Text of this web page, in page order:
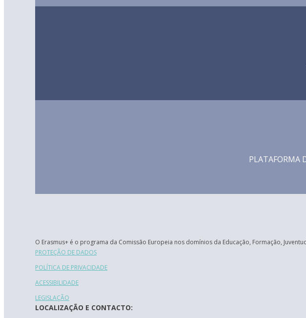
PLATAFORMA
O Erasmus+ é o programa da Comissão Europeia nos domínios da Educação, Formação,
PROTEÇÃO DE DADOS
POLÍTICA DE PRIVACIDADE
ACESSIBILIDADE
LEGISLAÇÃO
LOCALIZAÇÃO E CONTACTO: